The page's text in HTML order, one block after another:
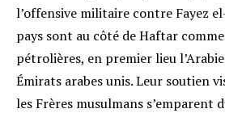
l’offensive militaire contre Fayez
pays sont au côté de Haftar
pétrolières, en premier lieu
Émirats arabes unis. Leur soutien
les Frères musulmans s’emparent